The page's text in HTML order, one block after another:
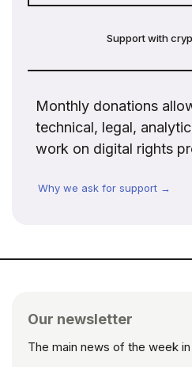
Support with
Monthly donations
technical, legal,
work on digital rights
Why we ask for support →
Our newsletter
The main news of the week